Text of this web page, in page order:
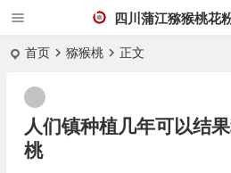
四川蒲江猕猴桃花
首页 猕猴桃 正文
人们镇种植几年可以结
桃